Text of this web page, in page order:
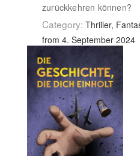
zurückkehren können?
Category: Thriller,
from 4. September 2024